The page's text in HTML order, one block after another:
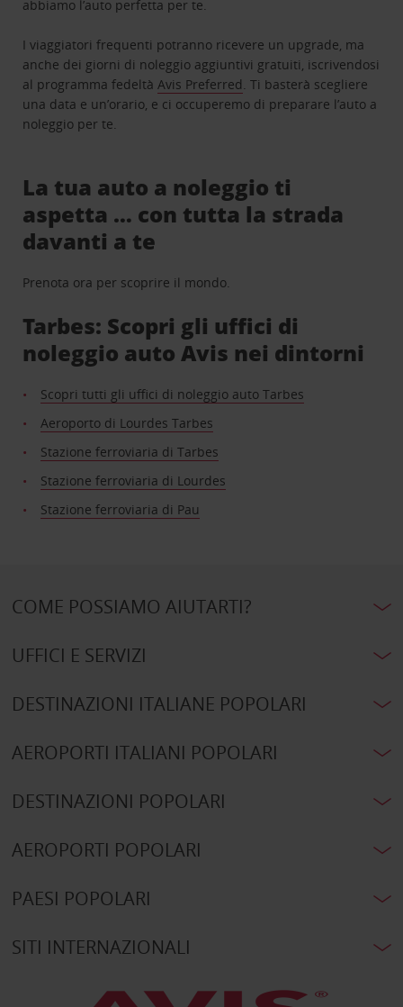
abbiamo l’auto perfetta per te.
I viaggiatori frequenti potranno ricevere un upgrade, ma
anche dei giorni di noleggio aggiuntivi gratuiti, iscrivendosi
al programma fedeltàAvis Preferred. Ti basterà scegliere
una data e un’orario, e ci occuperemo di preparare l’auto a
noleggio per te.
La tua auto a noleggio ti
aspetta … con tutta la strada
davanti a te
Prenota ora per scoprire il mondo.
Tarbes: Scopri gli uffici di
noleggio auto Avis nei dintorni
Scopri tutti gli uffici di noleggio auto Tarbes
Aeroporto di Lourdes Tarbes
Stazione ferroviaria di Tarbes
Stazione ferroviaria di Lourdes
Stazione ferroviaria di Pau
COME POSSIAMO AIUTARTI?
UFFICI E SERVIZI
DESTINAZIONI ITALIANE POPOLARI
AEROPORTI ITALIANI POPOLARI
DESTINAZIONI POPOLARI
AEROPORTI POPOLARI
PAESI POPOLARI
SITI INTERNAZIONALI